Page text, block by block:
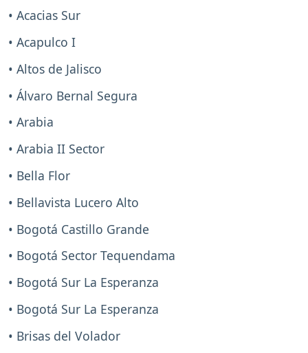
• Acacias Sur
• Acapulco I
• Altos de Jalisco
• Álvaro Bernal Segura
• Arabia
• Arabia II Sector
• Bella Flor
• Bellavista Lucero Alto
• Bogotá Castillo Grande
• Bogotá Sector Tequendama
• Bogotá Sur La Esperanza
• Bogotá Sur La Esperanza
• Brisas del Volador